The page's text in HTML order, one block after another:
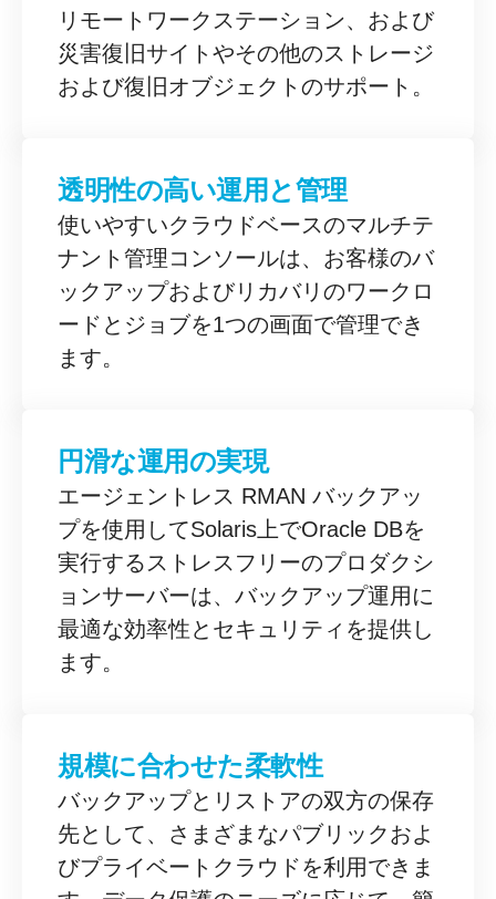
リモートワークステーション、および
災害復旧サイトやその他のストレージ
および復旧オブジェクトのサポート。
透明性の高い運用と管理
使いやすいクラウドベースのマルチテ
ナント管理コンソールは、お客様のバ
ックアップおよびリカバリのワークロ
ードとジョブを1つの画面で管理でき
ます。
円滑な運用の実現
エージェントレス RMAN バックアッ
プを使用してSolaris上でOracle DBを
実行するストレスフリーのプロダクシ
ョンサーバーは、バックアップ運用に
最適な効率性とセキュリティを提供し
ます。
規模に合わせた柔軟性
バックアップとリストアの双方の保存
先として、さまざまなパブリックおよ
びプライベートクラウドを利用できま